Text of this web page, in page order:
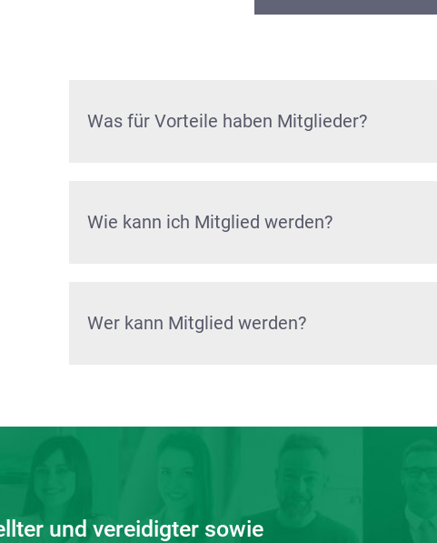
Was für Vorteile haben Mitglieder?
Wie kann ich Mitglied werden?
Wer kann Mitglied werden?
und vereidigter sowie